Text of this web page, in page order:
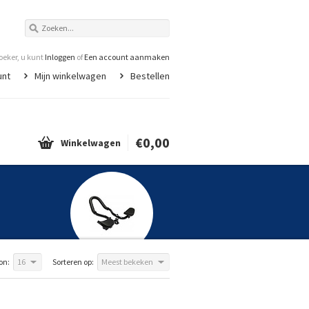
u kunt Inloggen ofEen account aanmaken
Mijn winkelwagen Bestellen
Winkelwagen €0,00
Sorteren op: Meest bekeken
16